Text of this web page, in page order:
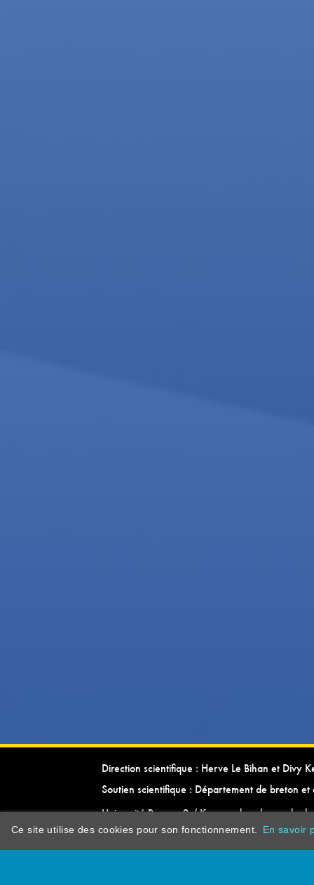
Direction scientifique : Herve Le Bihan et Divy
Soutien scientifique : Département de breton et
Université Rennes 2 / Kevrenn brezhoneg ha
Ce site utilise des cookies pour son fonctionnement. En savoir